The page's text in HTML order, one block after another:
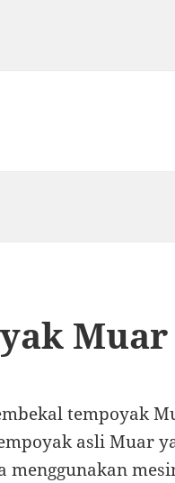
Muar
tempoyak
asli Muar
menggunakan